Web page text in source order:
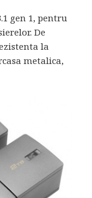
gen 1, pentru
De
la
metalica,